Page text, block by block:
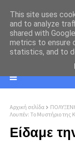
Αρχική σελίδα
Λουπέν: Το Μυστήριο της
Είδαμε
This site uses
and to analyze
shared with
metrics to ensure
statistics, and to